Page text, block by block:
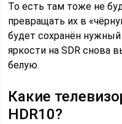
То есть там тоже не
превращать их в
будет сохранён
яркости на SDR снова
белую.
Какие
HDR10?